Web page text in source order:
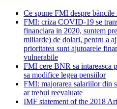
Ce spune FMI despre băncile
FMI: criza COVID-19 se
financiara in 2020, suntem
miliarde) de dolari, pentru a
prioritatea sunt ajutoarele
vulnerabile
FMI cere BNR sa intareasca
sa modifice legea pensiilor
FMI: majorarea salariilor din
ar trebui reevaluate
IMF statement of the 2018